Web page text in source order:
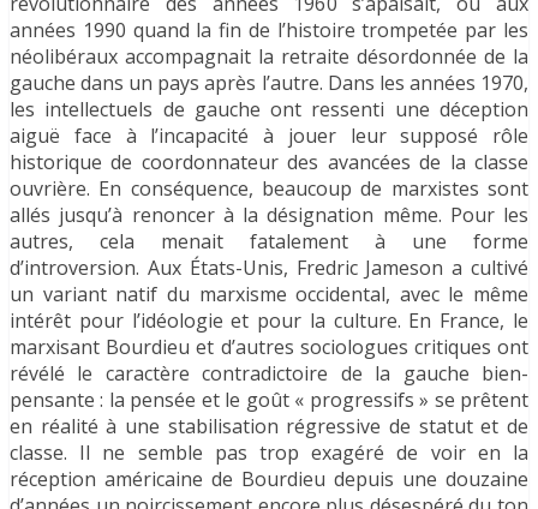
années 1990 quand la fin de l’histoire trompetée par les
néolibéraux accompagnait la retraite désordonnée de la
gauche dans un pays après l’autre. Dans les années 1970,
les intellectuels de gauche ont ressenti une déception
aiguë face à l’incapacité à jouer leur supposé rôle
historique de coordonnateur des avancées de la classe
ouvrière. En conséquence, beaucoup de marxistes sont
allés jusqu’à renoncer à la désignation même. Pour les
autres, cela menait fatalement à une forme
d’introversion. Aux États-Unis, Fredric Jameson a cultivé
un variant natif du marxisme occidental, avec le même
intérêt pour l’idéologie et pour la culture. En France, le
marxisant Bourdieu et d’autres sociologues critiques ont
révélé le caractère contradictoire de la gauche bien-
pensante : la pensée et le goût « progressifs » se prêtent
en réalité à une stabilisation régressive de statut et de
classe. Il ne semble pas trop exagéré de voir en la
réception américaine de Bourdieu depuis une douzaine